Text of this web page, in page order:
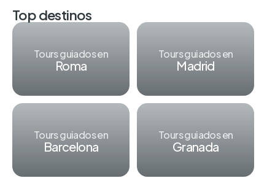
Top destinos
Tours guiados en
Roma
Tours guiados en
Madrid
Tours guiados en
Barcelona
Tours guiados en
Granada